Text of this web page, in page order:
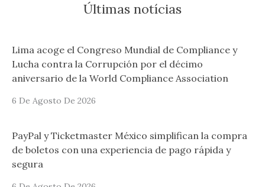
Últimas notícias
Lima acoge el Congreso Mundial de Compliance y
Lucha contra la Corrupción por el décimo
aniversario de la World Compliance Association
6 De Agosto De 2026
PayPal y Ticketmaster México simplifican la compra
de boletos con una experiencia de pago rápida y
segura